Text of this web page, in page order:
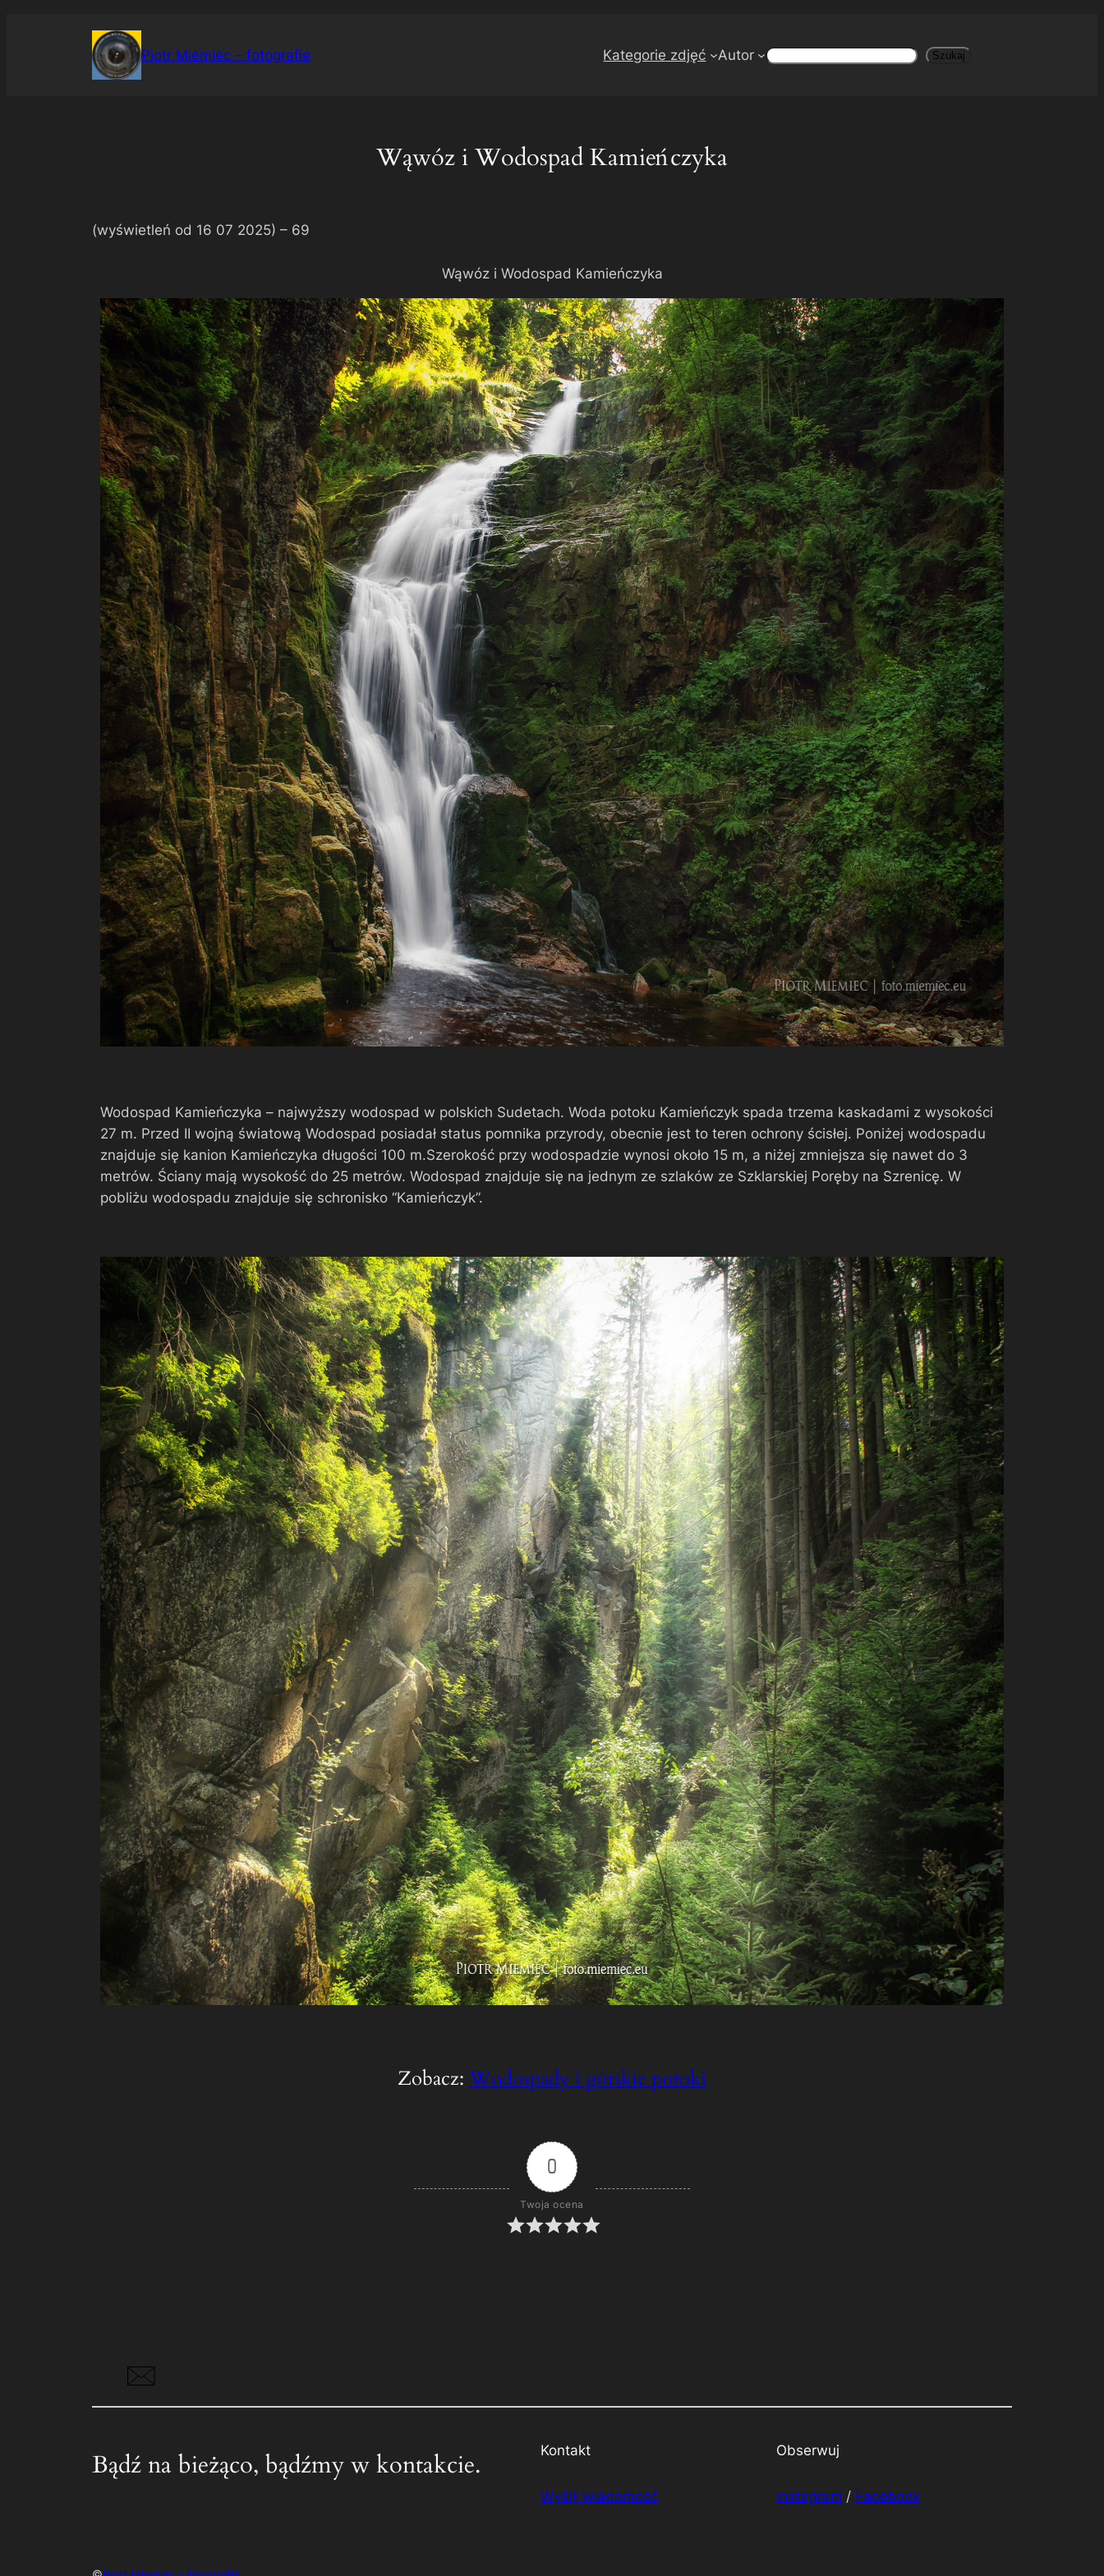
Piotr Miemiec – fotografie Kategorie zdjęć Autor Szukaj Szukaj
Wąwóz i Wodospad Kamieńczyka
(wyświetleń od 16 07 2025) – 69
Wąwóz i Wodospad Kamieńczyka
Wodospad Kamieńczyka – najwyższy wodospad w polskich Sudetach. Woda potoku Kamieńczyk spada trzema kaskadami z wysokości
27 m. Przed II wojną światową Wodospad posiadał status pomnika przyrody, obecnie jest to teren ochrony ścisłej. Poniżej wodospadu
znajduje się kanion Kamieńczyka długości 100 m.Szerokość przy wodospadzie wynosi około 15 m, a niżej zmniejsza się nawet do 3
metrów. Ściany mają wysokość do 25 metrów. Wodospad znajduje się na jednym ze szlaków ze Szklarskiej Poręby na Szrenicę. W
pobliżu wodospadu znajduje się schronisko “Kamieńczyk”.
Zobacz: Wodospady i górskie potoki
0
Twoja ocena
Bądź na bieżąco, bądźmy w kontakcie. Kontakt
Wyślij wiadomość
Obserwuj
Instagram / Facebook